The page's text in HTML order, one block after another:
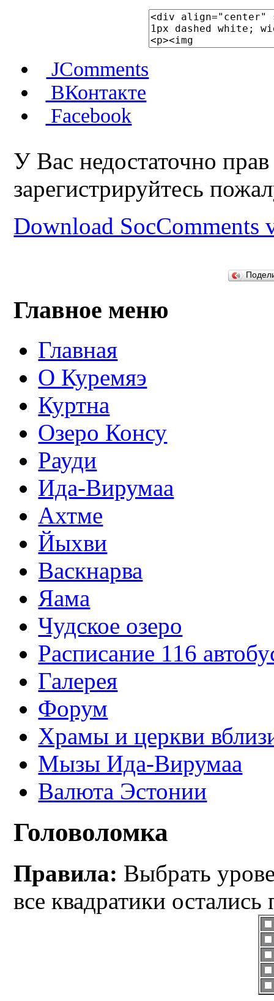
JComments
ВКонтакте
Facebook
У Вас недостаточно
зарегистрируйтесь
Download SocComments
Главное меню
Главная
О Куремяэ
Куртна
Озеро Консу
Рауди
Ида-Вирумаа
Ахтме
Йыхви
Васкнарва
Яама
Чудское озеро
Расписание 116
Галерея
Форум
Храмы и церкви
Мызы Ида-Вирумаа
Валюта Эстонии
Головоломка
Правила: Выбрать
все квадратики